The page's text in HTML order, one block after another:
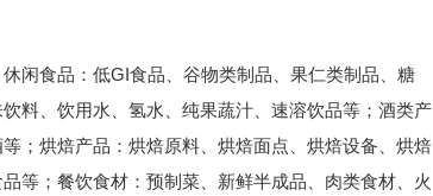
闲食品：低GI食品、谷物类制品、果仁类制品、糖
料、饮用水、氢水、纯果蔬汁、速溶饮品等；酒类产
；烘焙产品：烘焙原料、烘焙面点、烘焙设备、烘焙
等；餐饮食材：预制菜、新鲜半成品、肉类食材、火